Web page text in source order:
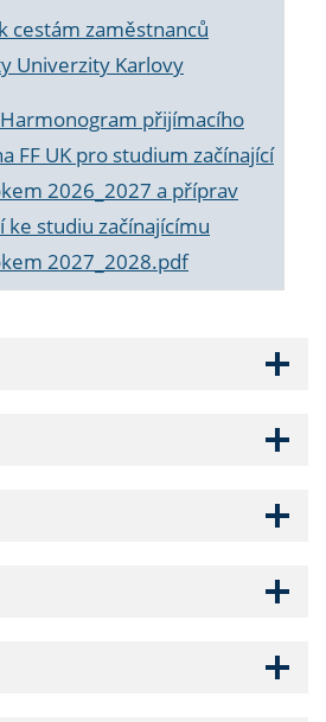
cestám zaměstnanců
Univerzity Karlovy
přijímacího
FF UK pro studium začínající
2026_2027 a příprav
studiu začínajícímu
2027_2028.pdf